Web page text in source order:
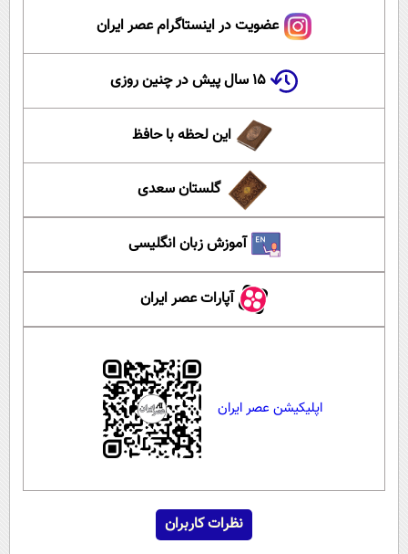
عضویت در اینستاگرام عصر ایران
۱۵ سال پیش در چنین روزی
این لحظه با حافظ
گلستان سعدی
آموزش زبان انگلیسی
آپارات عصر ایران
اپلیکیشن عصر ایران
نظرات کاربران